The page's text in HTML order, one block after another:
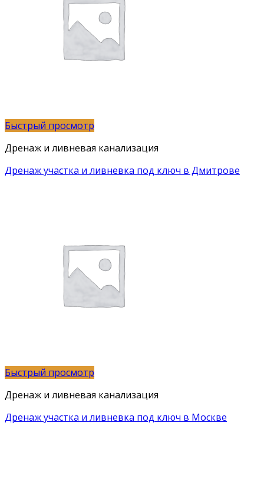
Быстрый просмотр
Дренаж и ливневая канализация
Дренаж участка и ливневка под ключ в Дмитрове
Быстрый просмотр
Дренаж и ливневая канализация
Дренаж участка и ливневка под ключ в Москве